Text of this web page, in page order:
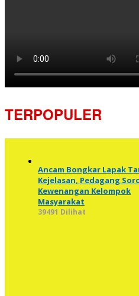
TERPOPULER
Ancam Bongkar Lapak
Kejelasan, Pedagang
Kewenangan Kelompok
Masyarakat
39491 Dilihat